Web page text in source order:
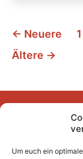
Um euch ein
der
← Neuere 1
Ältere →
Facebook